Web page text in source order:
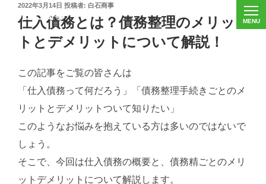
投
稿
日:
2022年3月14日 投稿者: 白石商事
仕入債務とは？債務整理のメリッ
トとデメリットについて解説！
この記事をご覧の皆さんは
「仕入債務って何だろう」「債務整理手続きごとのメ
リットとデメリットついて知りたい」
このようなお悩みを抱えている方は多いのではないで
しょう。
そこで、今回は仕入債務の概要と、債務精ごとのメリ
ットデメリットについて解説します。